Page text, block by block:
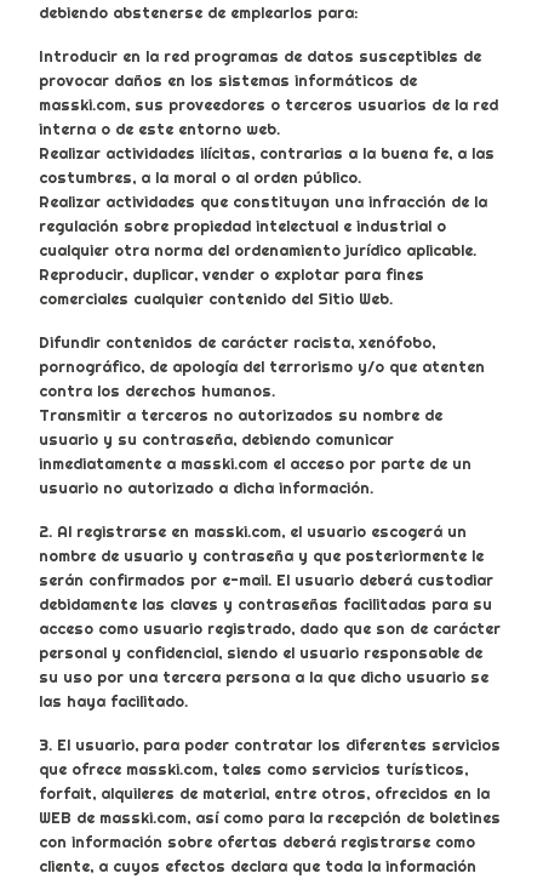
debiendo abstenerse de emplearlos para:
Introducir en la red programas de datos susceptibles de
provocar daños en los sistemas informáticos de
masski.com, sus proveedores o terceros usuarios de la red
interna o de este entorno web.
Realizar actividades ilícitas, contrarias a la buena fe, a las
costumbres, a la moral o al orden público.
Realizar actividades que constituyan una infracción de la
regulación sobre propiedad intelectual e industrial o
cualquier otra norma del ordenamiento jurídico aplicable.
Reproducir, duplicar, vender o explotar para fines
comerciales cualquier contenido del Sitio Web.
Difundir contenidos de carácter racista, xenófobo,
pornográfico, de apología del terrorismo y/o que atenten
contra los derechos humanos.
Transmitir a terceros no autorizados su nombre de
usuario y su contraseña, debiendo comunicar
inmediatamente a masski.com el acceso por parte de un
usuario no autorizado a dicha información.
2. Al registrarse en masski.com, el usuario escogerá un
nombre de usuario y contraseña y que posteriormente le
serán confirmados por e-mail. El usuario deberá custodiar
debidamente las claves y contraseñas facilitadas para su
acceso como usuario registrado, dado que son de carácter
personal y confidencial, siendo el usuario responsable de
su uso por una tercera persona a la que dicho usuario se
las haya facilitado.
3. El usuario, para poder contratar los diferentes servicios
que ofrece masski.com, tales como servicios turísticos,
forfait, alquileres de material, entre otros, ofrecidos en la
WEB de masski.com, así como para la recepción de boletines
con información sobre ofertas deberá registrarse como
cliente, a cuyos efectos declara que toda la información